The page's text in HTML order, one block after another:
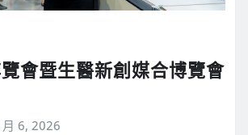
會暨生醫新創媒合博覽會
6, 2026